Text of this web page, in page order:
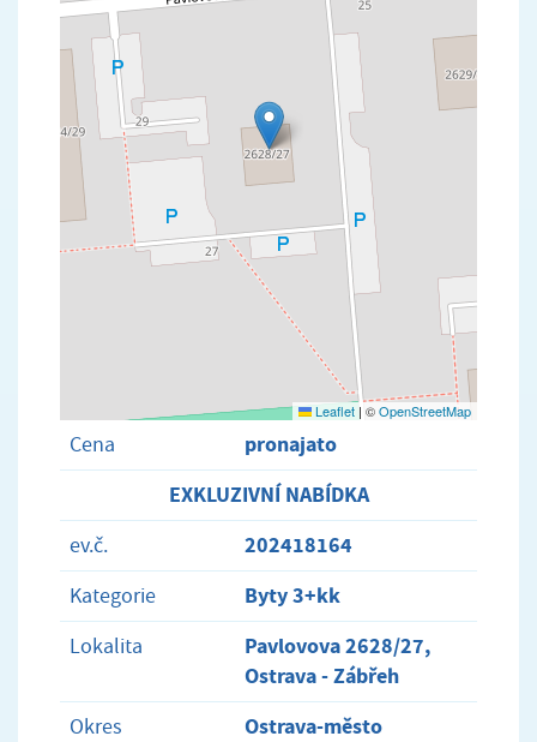
Leaflet | ©OpenStreetMap
Cena
pronajato
EXKLUZIVNÍ NABÍDKA
ev.č. 202418164
Kategorie Byty 3+kk
Lokalita
Pavlovova 2628/27,
Ostrava - Zábřeh
Okres Ostrava-město